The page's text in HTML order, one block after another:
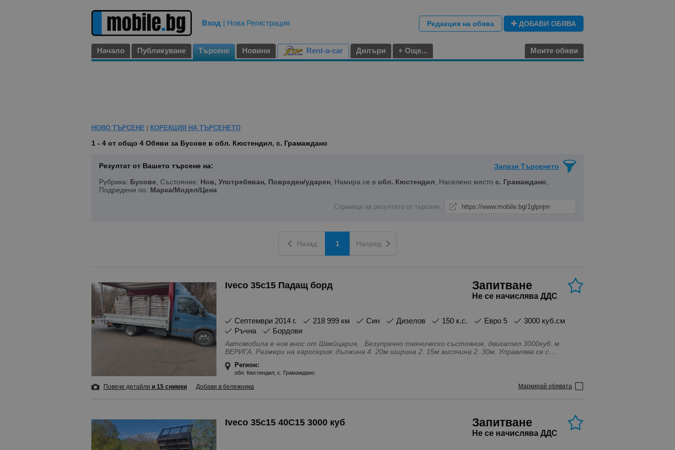
Вход | Нова Регистрация Редакция на обява ДОБАВИ ОБЯВА
Начало Публикуване Търсене Новини Rent-a-car Дилъри + Още... Моите обяви
НОВО ТЪРСЕНЕ КОРЕКЦИЯ НА ТЪРСЕНЕТО
1 - 4 от общо 4 Обяви за Бусове в обл. Кюстендил, с. Грамаждано
Резултат от Вашето търсене на:
Запази Търсенето
Рубрика: Бусове, Състояние: Нов, Употребяван, Повреден/ударен, Намира се в обл. Кюстендил, Населено място с. Грамаждано,
Подредени по: Марка/Модел/Цена
Страница на резултата от търсене:
Назад 1 Напред
Iveco 35c15 Падащ борд Запитване
Не се начислява ДДС
септември 2014 г. 218 999 км Син Дизелов 150 к.с. Евро 5
3000 куб.см
Ръчна
Бордови
Автомобила е нов внос от Швейцария, . Безупречно техническо състояние, двигател 3000куб. м.
ВЕРИГА. Размери на каросерия: дължина 4. 20м ширина 2. 15м височина 2. 30м. Управлява се с
Особености - Въздушни възглавници - Предни, Система за защита от пробуксуване, Напълно
обслужен, С регистрация, Бордови, Дълга база, Падащ борд, 2(3) Врати, Теглич, Климатроник,
Бордкомпютър, Ел. Огледала, Ел. Стъкла, Регулиране на волана, Система за контрол на скоростта
(автопилот), Стерео уредба, Филтър за твърди частици, Блокаж на диференциала
Регион:
обл. Кюстендил, с. Грамаждано
Повече детайли и 15 снимки Добави в бележника Маркирай обявата
Iveco 35c15 40C15 3000 куб Запитване
Не се начислява ДДС